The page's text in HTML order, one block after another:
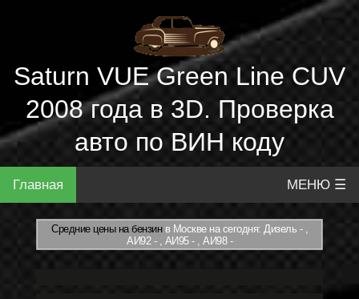
Saturn VUE Green Line CUV
2008 года в 3D. Проверка
авто по ВИН коду
Главная МЕНЮ ☰
Средние цены на бензинв Москве на сегодня: Дизель - ,
АИ92 - , АИ95 - , АИ98 -